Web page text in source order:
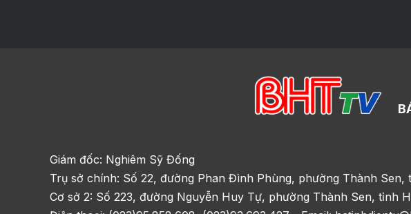
Giám đốc: Nghiêm Sỹ Đống
Trụ sở chính: Số 22, đường Phan Đình Phùng, phường Thành Sen,
Cơ sở 2: Số 223, đường Nguyễn Huy Tự, phường Thành Sen, tỉnh